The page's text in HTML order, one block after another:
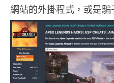
網站的外掛程式，或是騙